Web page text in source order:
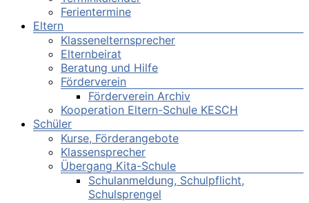
Ferientermine
Eltern
Klassenelternsprecher
Elternbeirat
Beratung und Hilfe
Förderverein
Förderverein Archiv
Kooperation Eltern-Schule KESCH
Schüler
Kurse, Förderangebote
Klassensprecher
Übergang Kita-Schule
Schulanmeldung, Schulpflicht,
Schulsprengel